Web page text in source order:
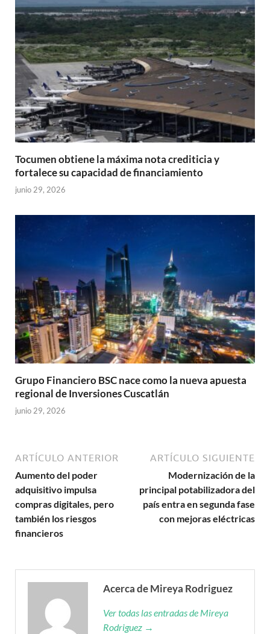
Tocumen obtiene la máxima nota crediticia y
fortalece su capacidad de financiamiento
junio 29, 2026
Grupo Financiero BSC nace como la nueva apuesta
regional de Inversiones Cuscatlán
junio 29, 2026
ARTÍCULO ANTERIOR
Aumento del poder
adquisitivo impulsa
compras digitales, pero
también los riesgos
financieros
ARTÍCULO SIGUIENTE
Modernización de la
principal potabilizadora del
país entra en segunda fase
con mejoras eléctricas
Acerca de Mireya Rodriguez
Ver todas las entradas de Mireya
Rodriguez →